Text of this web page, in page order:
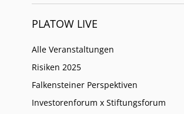
PLATOW LIVE
Alle Veranstaltungen
Risiken 2025
Falkensteiner Perspektiven
Investorenforum x Stiftungsforum